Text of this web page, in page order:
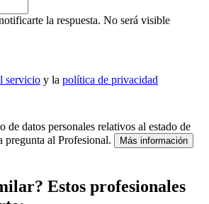
la respuesta. No será visible
servicio y la política de privacidad
de datos personales relativos al estado de
pregunta al Profesional.
Más información
Estos profesionales